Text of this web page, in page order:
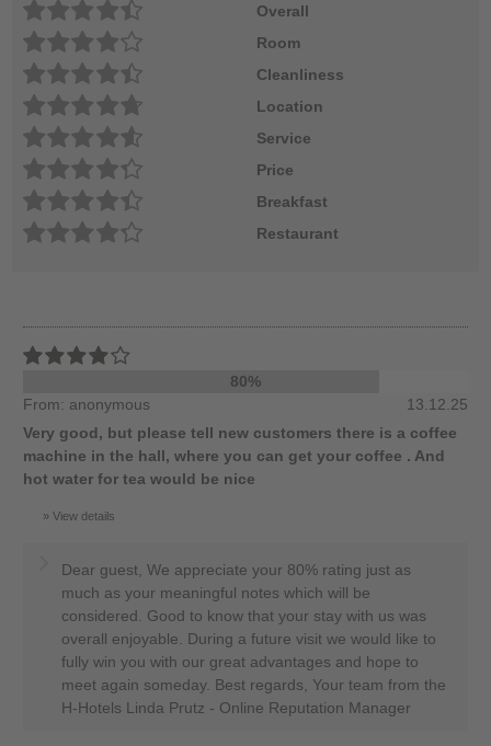
Overall
Room
Cleanliness
Location
Service
Price
Breakfast
Restaurant
80%
From: anonymous
13.12.25
Very good, but please tell new customers there is a coffee
machine in the hall, where you can get your coffee . And
hot water for tea would be nice
View details
Dear guest, We appreciate your 80% rating just as
much as your meaningful notes which will be
considered. Good to know that your stay with us was
overall enjoyable. During a future visit we would like to
fully win you with our great advantages and hope to
meet again someday. Best regards, Your team from the
H-Hotels Linda Prutz - Online Reputation Manager